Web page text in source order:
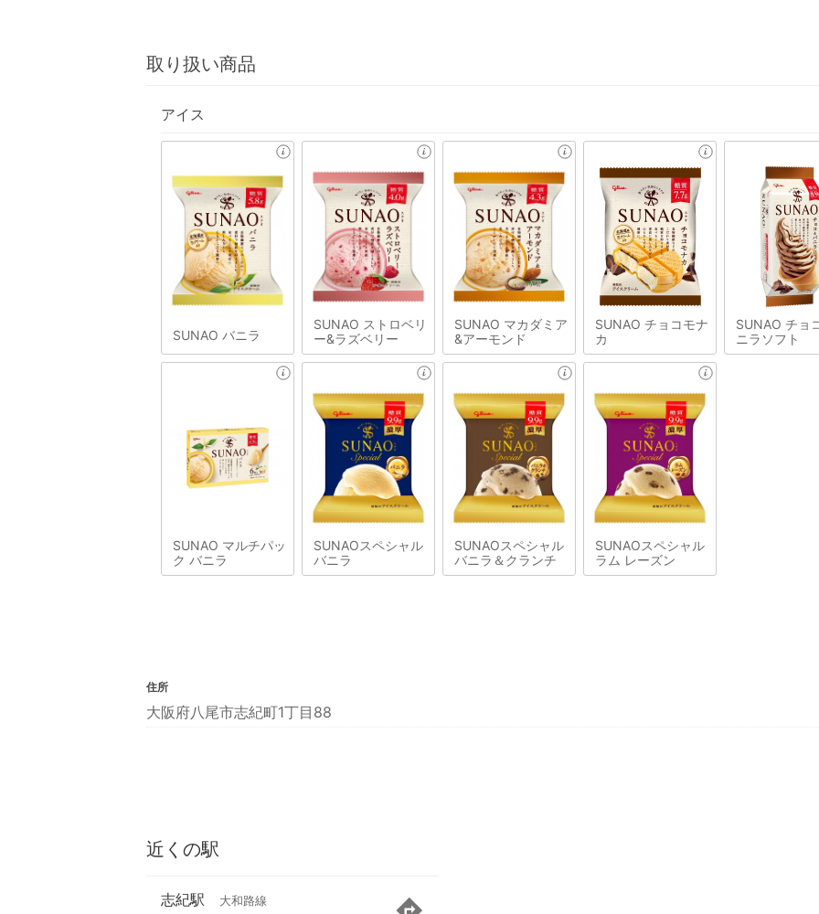
取り扱い商品
アイス
SUNAO バニラ
SUNAO ストロベリ
ー&ラズベリー
SUNAO マカダミア
&アーモンド
SUNAO チョコモナ
カ
SUNAO チョ
ニラソフト
SUNAO マルチパッ
ク バニラ
SUNAOスペシャル
バニラ
SUNAOスペシャル
バニラ＆クランチ
SUNAOスペシャル
ラム レーズン
住所
大阪府八尾市志紀町1丁目88
近くの駅
志紀駅 大和路線